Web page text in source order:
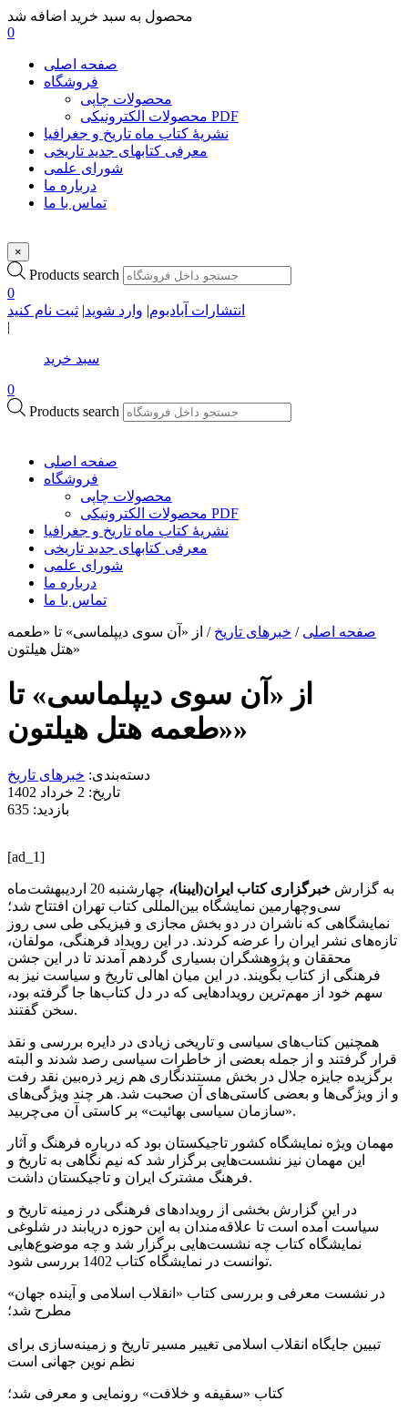
محصول به سبد خرید اضافه شد
0
صفحه اصلی
فروشگاه
محصولات چاپی
محصولات الکترونیکی PDF
نشریۀ کتاب ماه تاریخ و جغرافیا
معرفی کتابهای جدید تاریخی
شورای علمی
درباره ما
تماس با ما
×
Products search
0
انتشارات آبادبوم| وارد شوید| ثبت نام کنید
|
سبد خرید
0
Products search
صفحه اصلی
فروشگاه
محصولات چاپی
محصولات الکترونیکی PDF
نشریۀ کتاب ماه تاریخ و جغرافیا
معرفی کتابهای جدید تاریخی
شورای علمی
درباره ما
تماس با ما
صفحه اصلی / خبرهای تاریخ / از «آن سوی دیپلماسی» تا «طعمه
هتل هیلتون»
از «آن سوی دیپلماسی» تا
«طعمه هتل هیلتون»
دسته‌بندی: خبرهای تاریخ
تاریخ: 2 خرداد 1402
بازدید: 635
[ad_1]
به گزارش خبرگزاری کتاب ایران(ایبنا)،
چهارشنبه 20 اردیبهشت‌ماه
سی‌وچهارمین نمایشگاه بین‌المللی کتاب تهران افتتاح شد؛
نمایشگاهی که ناشران در دو بخش مجازی و فیزیکی طی سی روز
تازه‌های نشر ایران را عرضه کردند. در این رویداد فرهنگی، مولفان،
محققان و پژوهشگران بسیاری گردهم آمدند تا در این جشن
فرهنگی از کتاب بگویند. در این میان اهالی تاریخ و سیاست نیز به
سهم خود از مهم‌ترین رویدادهایی که در دل کتاب‌ها جا گرفته بود،
سخن گفتند.
همچنین کتاب‌های سیاسی و تاریخی زیادی در دایره بررسی و نقد
قرار گرفتند و از جمله بعضی از خاطرات سیاسی رصد شدند و البته
برگزیده جایزه جلال در بخش مستندنگاری هم زیر ذره‌بین نقد رفت
و از ویژگی‌ها و بعضی کاستی‌های آن صحبت شد. هر چند ویژگی‌های
«سازمان سیاسی بهائیت» بر کاستی آن می‌چربید.
مهمان ویژه نمایشگاه کشور تاجیکستان بود که درباره فرهنگ و آثار
این مهمان نیز نشست‌هایی برگزار شد که نیم نگاهی به تاریخ و
فرهنگ مشترک ایران و تاجیکستان داشت.
در این گزارش بخشی از رویدادهای فرهنگی در زمینه تاریخ و
سیاست آمده است تا علاقه‌مندان به این حوزه دریابند در شلوغی
نمایشگاه کتاب چه نشست‌هایی برگزار شد و چه موضوع‌هایی
توانست در نمایشگاه کتاب 1402 بررسی شود.
در نشست معرفی و بررسی کتاب «انقلاب اسلامی و آینده جهان»
مطرح شد؛
تبیین جایگاه انقلاب اسلامی تغییر مسیر تاریخ و زمینه‌سازی برای
نظم نوین جهانی است
کتاب «سقیفه و خلافت» رونمایی و معرفی شد؛